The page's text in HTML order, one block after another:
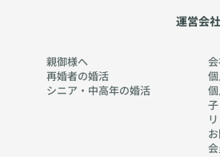
親御様へ
再婚者の婚活
シニア・中高年の婚活
運営会社